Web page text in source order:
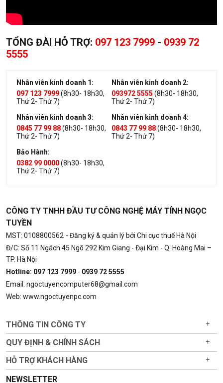
TỔNG ĐÀI HỖ TRỢ: 097 123 7999 - 0939 72
5555
Nhân viên kinh doanh 1:
097 123 7999(8h30- 18h30,
Thứ 2- Thứ 7)
Nhân viên kinh doanh 2:
093972 5555 (8h30- 18h30,
Thứ 2- Thứ 7)
Nhân viên kinh doanh 3:
0845 77 99 88(8h30- 18h30,
Thứ 2- Thứ 7)
Nhân viên kinh doanh 4:
0843 77 99 88(8h30- 18h30,
Thứ 2- Thứ 7)
Bảo Hành:
0382 99 0000(8h30- 18h30,
Thứ 2- Thứ 7)
CÔNG TY TNHH ĐẦU TƯ CÔNG NGHỆ MÁY TÍNH NGỌC
TUYỀN
MST: 0108800562 - Đăng ký & quản lý bởi Chi cục thuế Hà Nội
Đ/C: Số 11 Ngách 45 Ngõ 292 Kim Giang - Đại Kim - Q. Hoàng Mai –
TP. Hà Nội
Hotline: 097 123 7999 - 0939 72 5555
Email: ngoctuyencomputer68@gmail.com
Web: www.ngoctuyenpc.com
THÔNG TIN CÔNG TY +
QUY ĐỊNH & CHÍNH SÁCH +
HỖ TRỢ KHÁCH HÀNG +
NEWSLETTER